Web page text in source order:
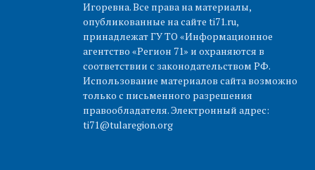
Игоревна. Все права на материалы,
опубликованные на сайте ti71.ru,
принадлежат ГУ ТО «Информационное
агентство «Регион 71» и охраняются в
соответствии с законодательством РФ.
Использование материалов сайта возможно
только с письменного разрешения
правообладателя. Электронный адрес:
ti71@tularegion.org